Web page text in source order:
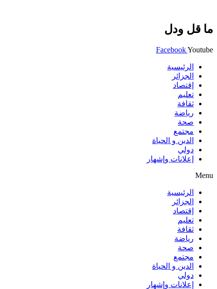
ما قل ودل
FacebookYoutube
الرئيسية
الجزائر
إقتصاد
تعليم
ثقافة
رياضة
صحة
مجتمع
الدين و الحياة
دولي
إعلانات وإشهار
Menu
الرئيسية
الجزائر
إقتصاد
تعليم
ثقافة
رياضة
صحة
مجتمع
الدين و الحياة
دولي
إعلانات وإشهار